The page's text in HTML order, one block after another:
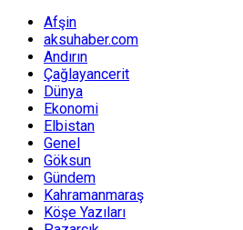
Afşin
aksuhaber.com
Andırın
Çağlayancerit
Dünya
Ekonomi
Elbistan
Genel
Göksun
Gündem
Kahramanmaraş
Köşe Yazıları